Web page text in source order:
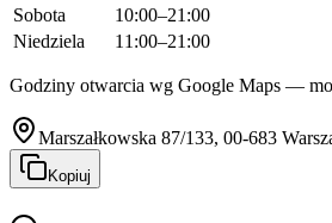
Sobota
10:00–21:00
Niedziela
11:00–21:00
Godziny otwarcia wg Google Maps —
Marszałkowska 87/133, 00-683
Kopiuj